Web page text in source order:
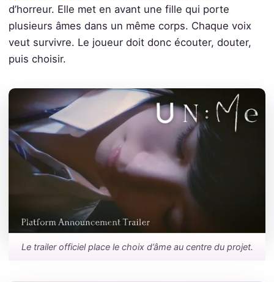
d’horreur. Elle met en avant une fille qui porte
plusieurs âmes dans un même corps. Chaque voix
veut survivre. Le joueur doit donc écouter, douter,
puis choisir.
Le trailer officiel place le choix d’âme au centre du projet.